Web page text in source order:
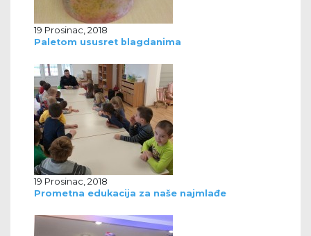
19 Prosinac, 2018
Paletom ususret blagdanima
19 Prosinac, 2018
Prometna edukacija za naše najmlađe